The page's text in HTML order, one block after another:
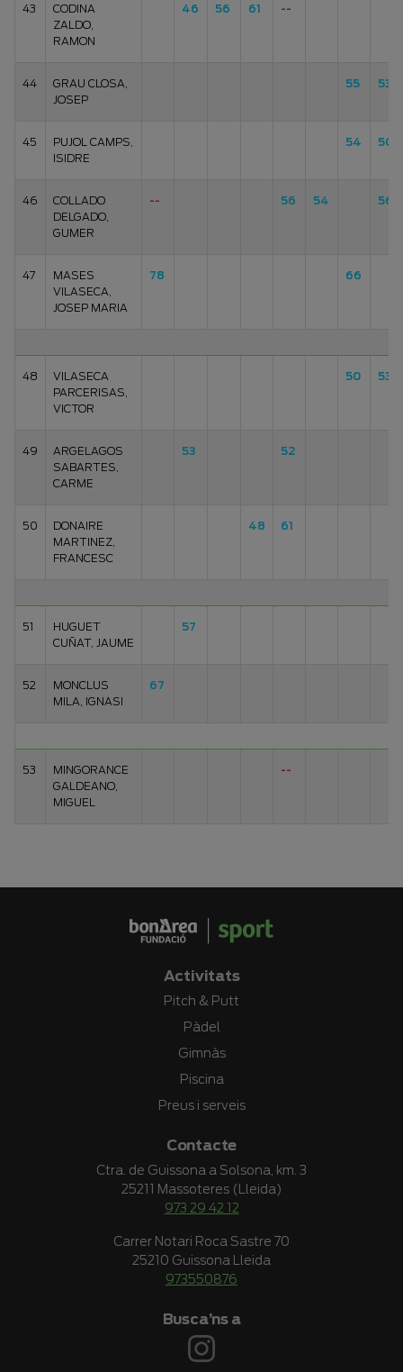
43
CODINA
ZALDO,
RAMON
46 56 61 --
44
GRAU CLOSA,
JOSEP
55 53
45
PUJOL CAMPS,
ISIDRE
54 50
46
COLLADO
DELGADO,
GUMER
-- 56 54 56
47
MASES
VILASECA,
JOSEP MARIA
78 66
48
VILASECA
PARCERISAS,
VICTOR
50 53
49
ARGELAGOS
SABARTES,
CARME
53 52
50
DONAIRE
MARTINEZ,
FRANCESC
48 61
51
HUGUET
CUÑAT, JAUME
57
52
MONCLUS
MILA, IGNASI
67
53
MINGORANCE
GALDEANO,
MIGUEL
--
Activitats
Pitch & Putt
Pàdel
Gimnàs
Piscina
Preus i serveis
Contacte
Ctra. de Guissona a Solsona, km. 3
25211 Massoteres (Lleida)
973 29 42 12
Carrer Notari Roca Sastre 70
25210 Guissona Lleida
973550876
Busca’ns a